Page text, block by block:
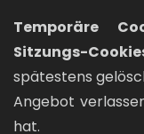
Temporäre
Sitzungs-
spätestens
Angebot
hat.